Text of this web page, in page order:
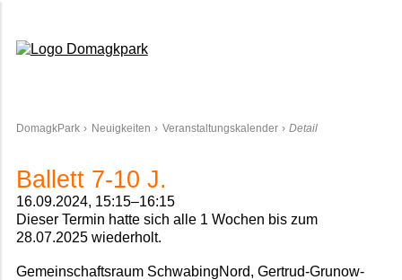
DomagkPark Neuigkeiten Veranstaltungskalender Detail
Ballett 7-10 J.
16.09.2024, 15:15–16:15
Dieser Termin hatte sich alle 1 Wochen bis zum
28.07.2025 wiederholt.
Gemeinschaftsraum SchwabingNord, Gertrud-Grunow-